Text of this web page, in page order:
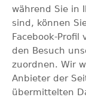
während Sie in
sind, können
Facebook-Profil
den Besuch
zuordnen. Wir
Anbieter der
übermittelten